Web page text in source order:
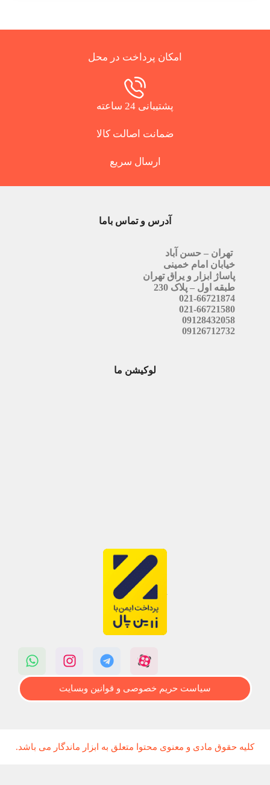
امکان پرداخت در محل
پشتیبانی 24 ساعته
ضمانت اصالت کالا
ارسال سریع
آدرس و تماس باما
تهران – حسن آباد
خیابان امام خمینی
پاساژ ابزار و یراق تهران
طبقه اول – پلاک 230
021-66721874
021-66721580
09128432058
09126712732
لوکیشن ما
سیاست حریم خصوصی و قوانین وبسایت
کلیه حقوق مادی و معنوی محتوا متعلق به ابزار ماندگار می باشد.